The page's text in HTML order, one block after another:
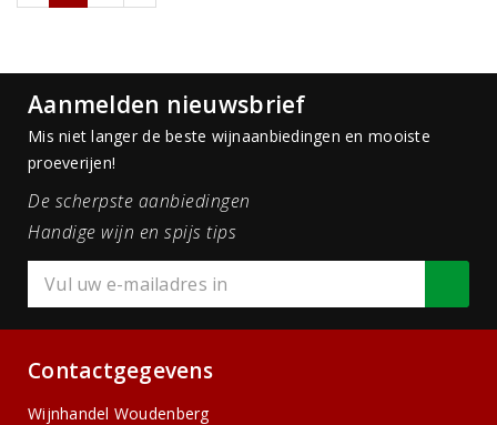
Aanmelden nieuwsbrief
Mis niet langer de beste wijnaanbiedingen en mooiste
proeverijen!
De scherpste aanbiedingen
Handige wijn en spijs tips
Contactgegevens
Wijnhandel Woudenberg